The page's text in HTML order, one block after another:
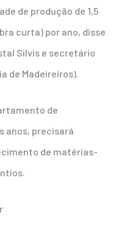
de produção de 1,5
curta) por ano, disse
Silvis e secretário
de Madeireiros).
de
anos, precisará
de matérias-